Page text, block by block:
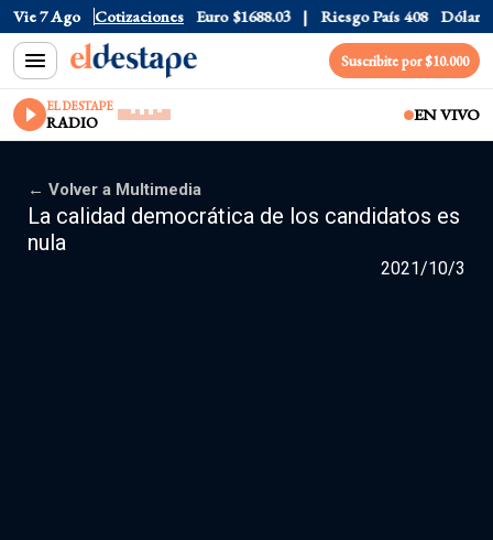
Vie 7 Ago Cotizaciones
Dólar CCL $1577.3 Euro $1688.03 Riesgo País 408 Dólar
Suscribite por $10.000
EL DESTAPE
RADIO EN VIVO
← Volver a Multimedia
La calidad democrática de los candidatos es
nula
2021/10/3